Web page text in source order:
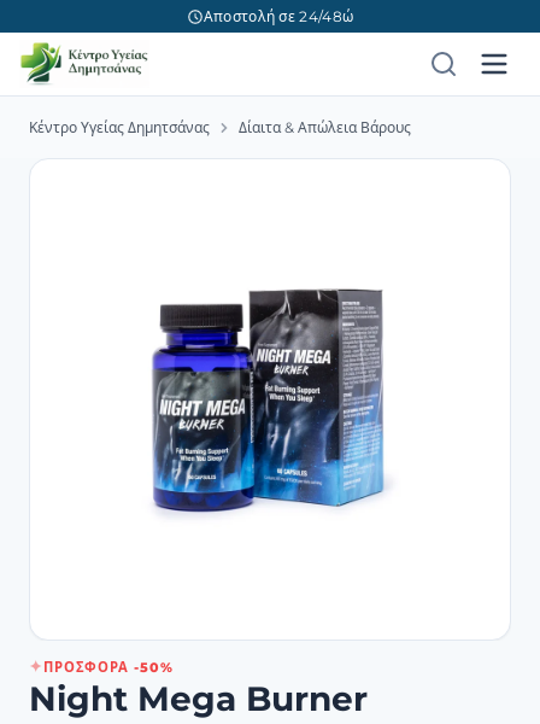
Αποστολή σε 24/48ώ
Κέντρο Υγείας Δημητσάνας Δίαιτα & Απώλεια Βάρους
ΠΡΟΣΦΟΡΆ -50%
Night Mega Burner